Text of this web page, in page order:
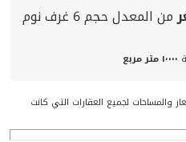
من المعدلحجم
6 غرف نوم
١٬٠٠٠ متر مربع
والمساحات لجميع العقارات التي كانت